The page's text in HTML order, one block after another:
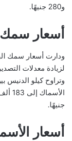
و280 جنيهًا.
أسعار سمك
لزيادة معدلات
جنيهًا.
أسعار